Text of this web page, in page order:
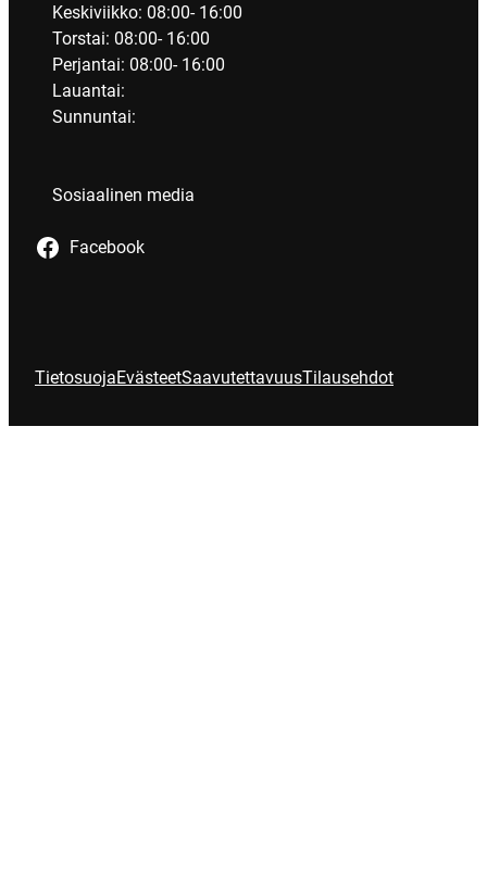
Keskiviikko: 08:00- 16:00
Torstai: 08:00- 16:00
Perjantai: 08:00- 16:00
Lauantai:
Sunnuntai:
Sosiaalinen media
Facebook
TietosuojaEvästeetSaavutettavuusTilausehdot